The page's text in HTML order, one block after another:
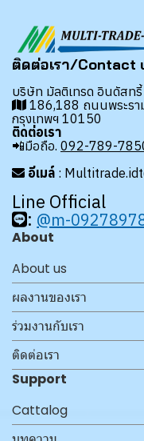
ติดต่อเรา/Contact
บริษัท มัลติเทรด อินดัสท
186,188 ถนนพระรา
กรุงเทพฯ 10150
ติดต่อเรา
📲มือถือ. 092-789-
อีเมล์ :
Line Official
: @m-
About
About us
ผลงานของเรา
ร่วมงานกับเรา
ติดต่อเรา
Support
Cattalog